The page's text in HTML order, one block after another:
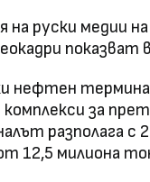
на руски медии
показват
нефтен
за
разполага
12,5 милиона